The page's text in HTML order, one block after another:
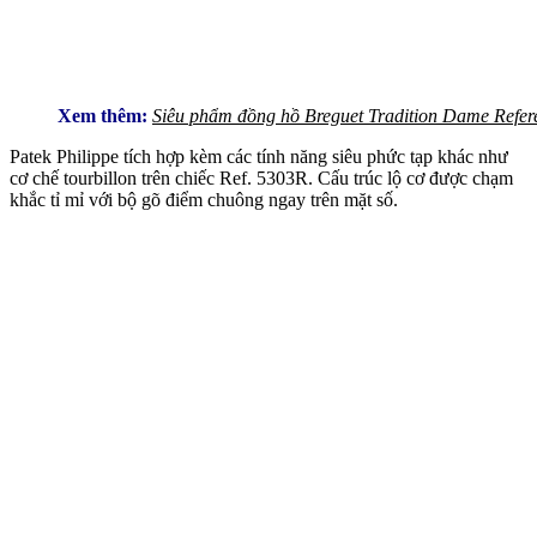
Xem thêm: Siêu phẩm đồng hồ Breguet Tradition Dame
Patek Philippe tích hợp kèm các tính năng siêu phức tạp khác như
cơ chế tourbillon trên chiếc Ref. 5303R. Cấu trúc lộ cơ được chạm
khắc tỉ mỉ với bộ gõ điểm chuông ngay trên mặt số.